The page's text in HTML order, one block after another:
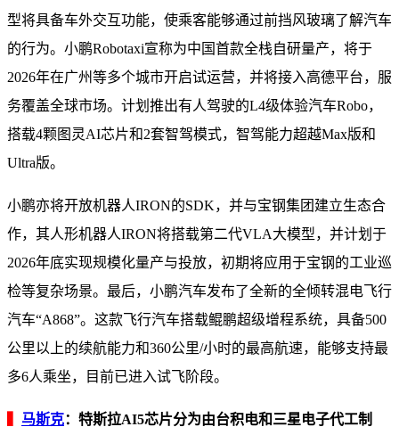
型将具备车外交互功能，使乘客能够通过前挡风玻璃了解汽车
的行为。小鹏Robotaxi宣称为中国首款全栈自研量产，将于
2026年在广州等多个城市开启试运营，并将接入高德平台，服
务覆盖全球市场。计划推出有人驾驶的L4级体验汽车Robo，
搭载4颗图灵AI芯片和2套智驾模式，智驾能力超越Max版和
Ultra版。
小鹏亦将开放机器人IRON的SDK，并与宝钢集团建立生态合
作，其人形机器人IRON将搭载第二代VLA大模型，并计划于
2026年底实现规模化量产与投放，初期将应用于宝钢的工业巡
检等复杂场景。最后，小鹏汽车发布了全新的全倾转混电飞行
汽车“A868”。这款飞行汽车搭载鲲鹏超级增程系统，具备500
公里以上的续航能力和360公里/小时的最高航速，能够支持最
多6人乘坐，目前已进入试飞阶段。
马斯克：特斯拉AI5芯片分为由台积电和三星电子代工制